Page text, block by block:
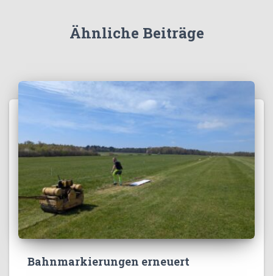
Ähnliche Beiträge
Bahnmarkierungen erneuert